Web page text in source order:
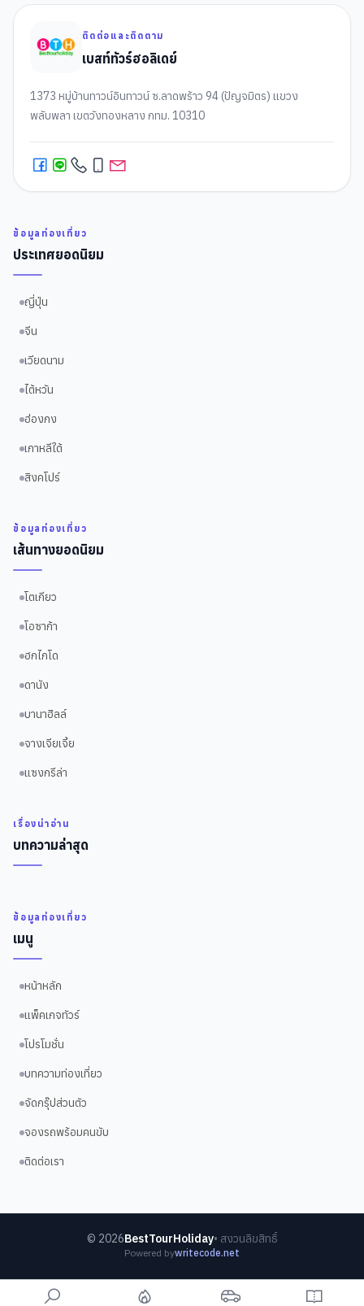
ติดต่อและติดตาม
เบสท์ทัวร์ฮอลิเดย์
1373 หมู่บ้านทาวน์อินทาวน์ ซ.ลาดพร้าว 94 (ปัญจมิตร) แขวง
พลับพลา เขตวังทองหลาง กทม. 10310
ข้อมูลท่องเที่ยว
ประเทศยอดนิยม
ญี่ปุ่น
จีน
เวียดนาม
ไต้หวัน
ฮ่องกง
เกาหลีใต้
สิงคโปร์
ข้อมูลท่องเที่ยว
เส้นทางยอดนิยม
โตเกียว
โอซาก้า
ฮกไกโด
ดานัง
บานาฮิลล์
จางเจียเจี้ย
แซงกรีล่า
เรื่องน่าอ่าน
บทความล่าสุด
ข้อมูลท่องเที่ยว
เมนู
หน้าหลัก
แพ็คเกจทัวร์
โปรโมชั่น
บทความท่องเที่ยว
จัดกรุ๊ปส่วนตัว
จองรถพร้อมคนขับ
ติดต่อเรา
© 2026BestTourHoliday• สงวนลิขสิทธิ์
Powered bywritecode.net